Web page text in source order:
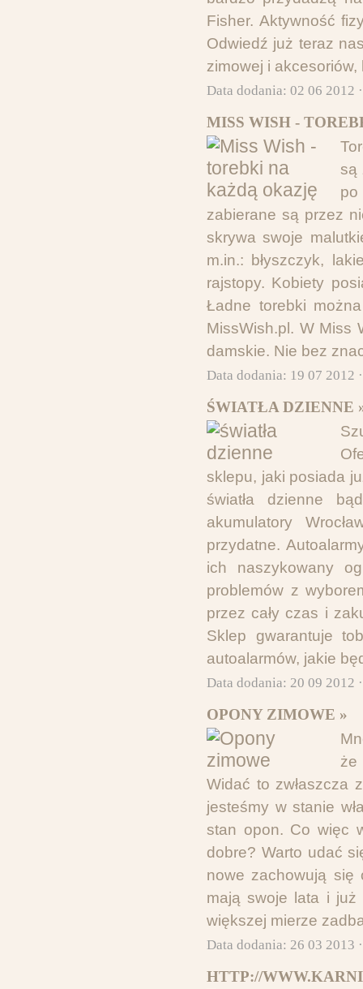
Fisher. Aktywność
Odwiedź już teraz
zimowej i
Data dodania: 02 06 2012
MISS WISH -
są
po
zabierane są przez
skrywa swoje
m.in.: błyszczyk,
rajstopy. Kobiety
Ładne torebki
MissWish.pl. W Miss
damskie. Nie bez
Data dodania: 19 07 2012
ŚWIATŁA DZIENNE
sklepu, jaki posiada
światła dzienne
akumulatory
przydatne.
ich naszykowany
problemów z
przez cały czas i
Sklep gwarantuje
autoalarmów, jakie
Data dodania: 20 09 2012
OPONY ZIMOWE »
że
Widać to zwłaszcza
jesteśmy w stanie
stan opon. Co więc
dobre? Warto udać
nowe zachowują
mają swoje lata i już
większej mierze
Data dodania: 26 03 2013
HTTP://